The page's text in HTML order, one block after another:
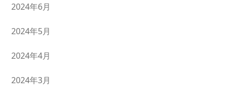
2024年6月
2024年5月
2024年4月
2024年3月